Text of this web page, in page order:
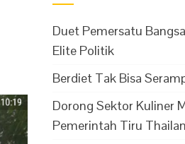
Duet Pemersatu
Elite Politik
Berdiet Tak Bisa
Dorong Sektor Kuliner
Pemerintah Tiru